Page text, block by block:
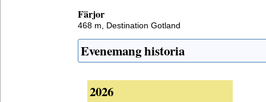
Färjor
468 m, Destination Gotland
Evenemang historia
2026